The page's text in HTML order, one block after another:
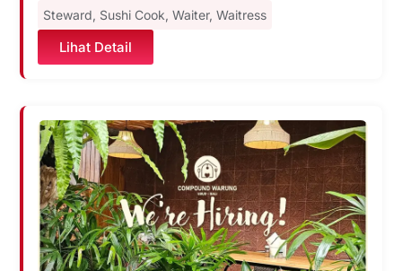
Steward, Sushi Cook, Waiter, Waitress
Lihat Detail